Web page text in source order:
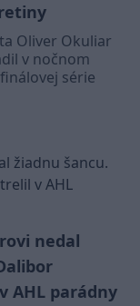
Oliver Okuliar
v nočnom
série
nedal
AHL parádny